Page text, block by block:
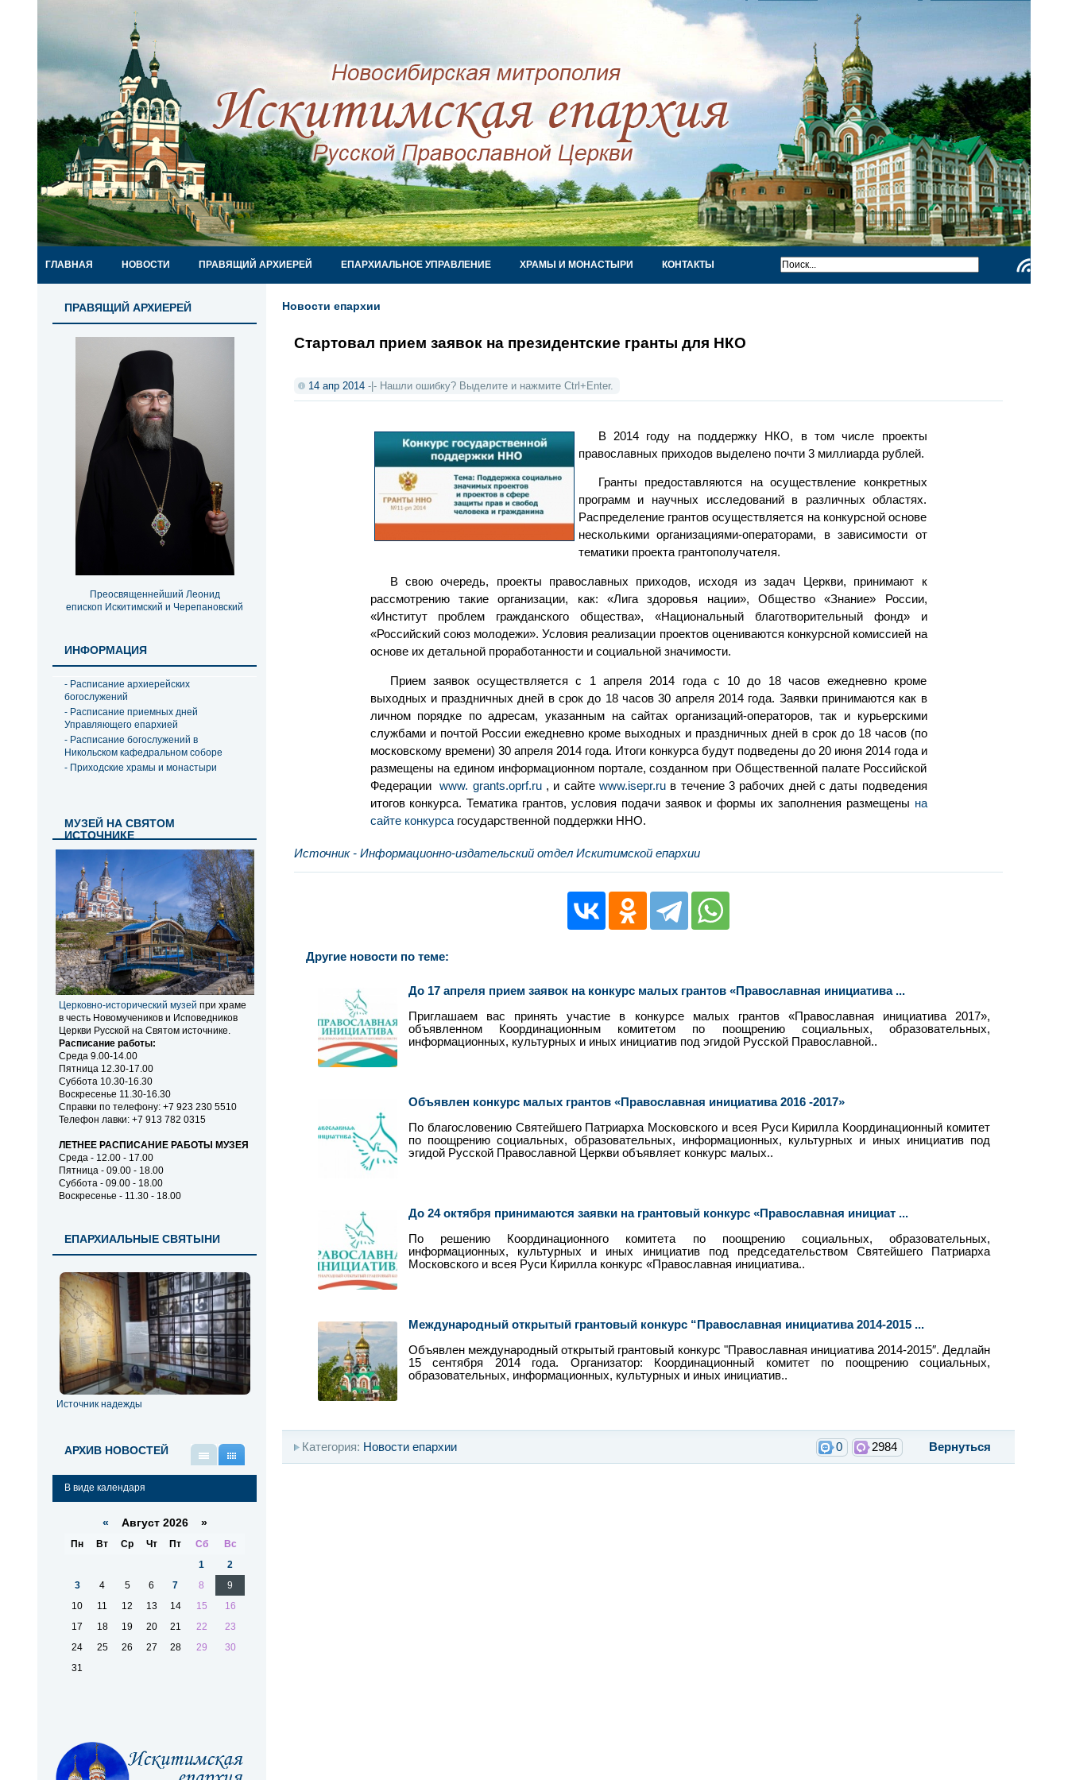
ГЛАВНАЯ НОВОСТИ ПРАВЯЩИЙ АРХИЕРЕЙ ЕПАРХИАЛЬНОЕ УПРАВЛЕНИЕ ХРАМЫ И МОНАСТЫРИ
КОНТАКТЫ
ПРАВЯЩИЙ АРХИЕРЕЙ
Преосвященнейший Леонид
епископ Искитимский и Черепановский
ИНФОРМАЦИЯ
- Расписание архиерейских
богослужений
- Расписание приемных дней
Управляющего епархией
- Расписание богослужений в
Никольском кафедральном соборе
- Приходские храмы и монастыри
МУЗЕЙ НА СВЯТОМ
ИСТОЧНИКЕ
Церковно-исторический музей при храме
в честь Новомучеников и Исповедников
Церкви Русской на Святом источнике.
Расписание работы:
Среда 9.00-14.00
Пятница 12.30-17.00
Суббота 10.30-16.30
Воскресенье 11.30-16.30
Справки по телефону: +7 923 230 5510
Телефон лавки: +7 913 782 0315
ЛЕТНЕЕ РАСПИСАНИЕ РАБОТЫ МУЗЕЯ
Среда - 12.00 - 17.00
Пятница - 09.00 - 18.00
Суббота - 09.00 - 18.00
Воскресенье - 11.30 - 18.00
ЕПАРХИАЛЬНЫЕ СВЯТЫНИ
Источник надежды
АРХИВ НОВОСТЕЙ
В виде календаря
« Август 2026 »
Пн Вт Ср Чт Пт Сб
Вс
1
2
3
4 5 6 7 8
9
10
11 12 13 14 15
16
17
18 19 20 21 22
23
24
25 26 27 28 29
30
31
Новости епархии
Стартовал прием заявок на президентские гранты для НКО
14 апр 2014 -|- Нашли ошибку? Выделите и нажмите Ctrl+Enter.
В 2014 году на поддержку НКО, в том числе проекты
православных приходов выделено почти 3 миллиарда рублей.
Гранты предоставляются на осуществление конкретных
программ и научных исследований в различных областях.
Распределение грантов осуществляется на конкурсной основе
несколькими организациями-операторами, в зависимости от
тематики проекта грантополучателя.
В свою очередь, проекты православных приходов, исходя из задач Церкви, принимают к
рассмотрению такие организации, как: «Лига здоровья нации», Общество «Знание» России,
«Институт проблем гражданского общества», «Национальный благотворительный фонд» и
«Российский союз молодежи». Условия реализации проектов оцениваются конкурсной комиссией на
основе их детальной проработанности и социальной значимости.
Прием заявок осуществляется с 1 апреля 2014 года с 10 до 18 часов ежедневно кроме
выходных и праздничных дней в срок до 18 часов 30 апреля 2014 года. Заявки принимаются как в
личном порядке по адресам, указанным на сайтах организаций-операторов, так и курьерскими
службами и почтой России ежедневно кроме выходных и праздничных дней в срок до 18 часов (по
московскому времени) 30 апреля 2014 года. Итоги конкурса будут подведены до 20 июня 2014 года и
размещены на едином информационном портале, созданном при Общественной палате Российской
Федерации
www. grants.oprf.ru , и сайте www.isepr.ru в течение 3 рабочих дней с даты подведения
итогов конкурса. Тематика грантов, условия подачи заявок и формы их заполнения размещены на
сайте конкурса государственной поддержки ННО.
Источник - Информационно-издательский отдел Искитимской епархии
Другие новости по теме:
До 17 апреля прием заявок на конкурс малых грантов «Православная инициатива ...
Приглашаем вас принять участие в конкурсе малых грантов «Православная инициатива 2017»,
объявленном Координационным комитетом по поощрению социальных, образовательных,
информационных, культурных и иных инициатив под эгидой Русской Православной..
Объявлен конкурс малых грантов «Православная инициатива 2016 -2017»
По благословению Святейшего Патриарха Московского и всея Руси Кирилла Координационный комитет
по поощрению социальных, образовательных, информационных, культурных и иных инициатив под
эгидой Русской Православной Церкви объявляет конкурс малых..
До 24 октября принимаются заявки на грантовый конкурс «Православная инициат ...
По решению Координационного комитета по поощрению социальных, образовательных,
информационных, культурных и иных инициатив под председательством Святейшего Патриарха
Московского и всея Руси Кирилла конкурс «Православная инициатива..
Международный открытый грантовый конкурс “Православная инициатива 2014-2015 ...
Объявлен международный открытый грантовый конкурс "Православная инициатива 2014-2015″. Дедлайн
15 сентября 2014 года. Организатор: Координационный комитет по поощрению социальных,
образовательных, информационных, культурных и иных инициатив..
Вернуться
2984
0
Категория: Новости епархии